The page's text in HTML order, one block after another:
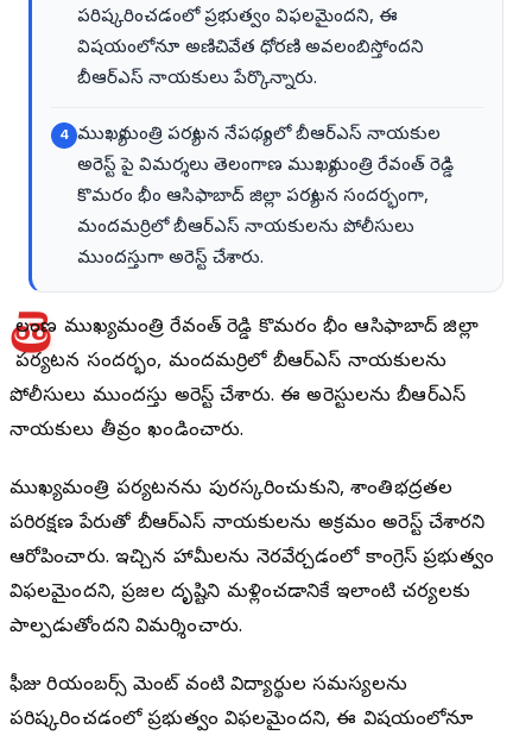
పరిష్కరించడంలో ప్రభుత్వం విఫలమైందని, ఈ
విషయంలోనూ అణిచివేత ధోరణి అవలంబిస్తోందని
బీఆర్ఎస్ నాయకులు పేర్కొన్నారు.
4 ముఖ్యమంత్రి పర్యటన నేపథ్యంలో బీఆర్ఎస్ నాయకుల
అరెస్ట్ పై విమర్శలు తెలంగాణ ముఖ్యమంత్రి రేవంత్ రెడ్డి
కొమరం భీం ఆసిఫాబాద్ జిల్లా పర్యటన సందర్భంగా,
మందమర్రిలో బీఆర్ఎస్ నాయకులను పోలీసులు
ముందస్తుగా అరెస్ట్ చేశారు.
లంగాణ ముఖ్యమంత్రి రేవంత్ రెడ్డి కొమరం భీం ఆసిఫాబాద్ జిల్లా
పర్యటన సందర్భంగా, మందమర్రిలో బీఆర్ఎస్ నాయకులను
పోలీసులు ముందస్తుగా అరెస్ట్ చేశారు. ఈ అరెస్టులను బీఆర్ఎస్
నాయకులు తీవ్రంగా ఖండించారు.
ముఖ్యమంత్రి పర్యటనను పురస్కరించుకుని, శాంతిభద్రతల
పరిరక్షణ పేరుతో బీఆర్ఎస్ నాయకులను అక్రమంగా అరెస్ట్ చేశారని
ఆరోపించారు. ఇచ్చిన హామీలను నెరవేర్చడంలో కాంగ్రెస్ ప్రభుత్వం
విఫలమైందని, ప్రజల దృష్టిని మళ్లించడానికే ఇలాంటి చర్యలకు
పాల్పడుతోందని విమర్శించారు.
ఫీజు రియంబర్స్ మెంట్ వంటి విద్యార్థుల సమస్యలను
పరిష్కరించడంలో ప్రభుత్వం విఫలమైందని, ఈ విషయంలోనూ